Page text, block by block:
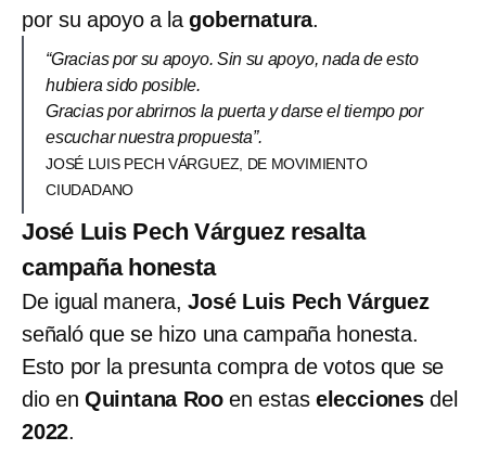
por su apoyo a lagobernatura.
“Gracias por su apoyo. Sin su apoyo, nada de esto
hubiera sido posible.
Gracias por abrirnos la puerta y darse el tiempo por
escuchar nuestra propuesta”.
JOSÉ LUIS PECH VÁRGUEZ, DE MOVIMIENTO
CIUDADANO
José Luis Pech Várguez resalta
campaña honesta
De igual manera,José Luis Pech Várguez
señaló que se hizo una campaña honesta.
Esto por la presunta compra de votos que se
dio en Quintana Rooen estas eleccionesdel
2022.